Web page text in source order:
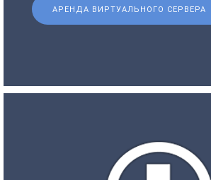
АРЕНДА ВИРТУАЛЬНОГО СЕРВЕРА